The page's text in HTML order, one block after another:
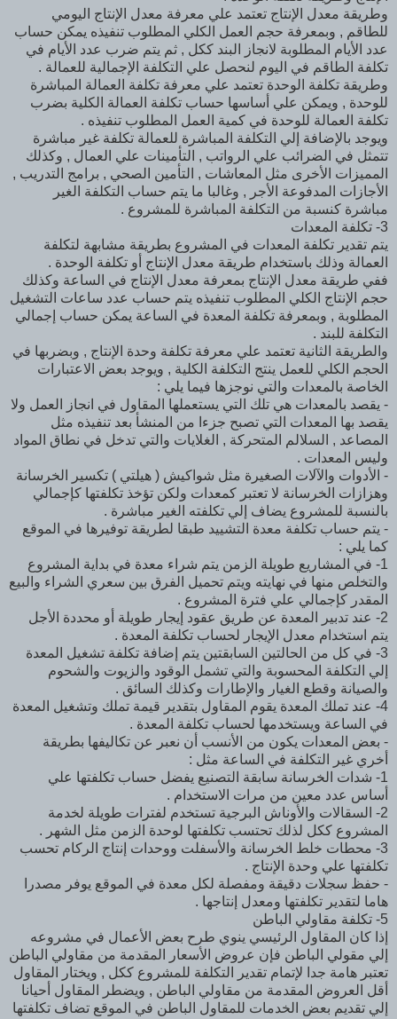
وطريقة معدل الإنتاج تعتمد علي معرفة معدل الإنتاج اليومي
للطاقم , وبمعرفة حجم العمل الكلي المطلوب تنفيذه يمكن حساب
عدد الأيام المطلوبة لانجاز البند ككل , ثم يتم ضرب عدد الأيام في
تكلفة الطاقم في اليوم لنحصل علي التكلفة الإجمالية للعمالة .
وطريقة تكلفة الوحدة تعتمد علي معرفة تكلفة العمالة المباشرة
للوحدة , ويمكن علي أساسها حساب تكلفة العمالة الكلية بضرب
تكلفة العمالة للوحدة في كمية العمل المطلوب تنفيذه .
ويوجد بالإضافة إلي التكلفة المباشرة للعمالة تكلفة غير مباشرة
تتمثل في الضرائب علي الرواتب , التأمينات علي العمال , وكذلك
المميزات الأخرى مثل المعاشات , التأمين الصحي , برامج التدريب ,
الأجازات المدفوعة الأجر , وغالبا ما يتم حساب التكلفة الغير
مباشرة كنسبة من التكلفة المباشرة للمشروع .
3- تكلفة المعدات
يتم تقدير تكلفة المعدات في المشروع بطريقة مشابهة لتكلفة
العمالة وذلك باستخدام طريقة معدل الإنتاج أو تكلفة الوحدة .
ففي طريقة معدل الإنتاج بمعرفة معدل الإنتاج في الساعة وكذلك
حجم الإنتاج الكلي المطلوب تنفيذه يتم حساب عدد ساعات التشغيل
المطلوبة , وبمعرفة تكلفة المعدة في الساعة يمكن حساب إجمالي
التكلفة للبند .
والطريقة الثانية تعتمد علي معرفة تكلفة وحدة الإنتاج , وبضربها في
الحجم الكلي للعمل ينتج التكلفة الكلية , ويوجد بعض الاعتبارات
الخاصة بالمعدات والتي نوجزها فيما يلي :
- يقصد بالمعدات هي تلك التي يستعملها المقاول في انجاز العمل ولا
يقصد بها المعدات التي تصبح جزءا من المنشأ بعد تنفيذه مثل
المصاعد , السلالم المتحركة , الغلايات والتي تدخل في نطاق المواد
وليس المعدات .
- الأدوات والآلات الصغيرة مثل شواكيش ( هيلتي ) تكسير الخرسانة
وهزازات الخرسانة لا تعتبر كمعدات ولكن تؤخذ تكلفتها كإجمالي
بالنسبة للمشروع يضاف إلي تكلفته الغير مباشرة .
- يتم حساب تكلفة معدة التشييد طبقا لطريقة توفيرها في الموقع
كما يلي :
1- في المشاريع طويلة الزمن يتم شراء معدة في بداية المشروع
والتخلص منها في نهايته ويتم تحميل الفرق بين سعري الشراء والبيع
المقدر كإجمالي علي فترة المشروع .
2- عند تدبير المعدة عن طريق عقود إيجار طويلة أو محددة الأجل
يتم استخدام معدل الإيجار لحساب تكلفة المعدة .
3- في كل من الحالتين السابقتين يتم إضافة تكلفة تشغيل المعدة
إلي التكلفة المحسوبة والتي تشمل الوقود والزيوت والشحوم
والصيانة وقطع الغيار والإطارات وكذلك السائق .
4- عند تملك المعدة يقوم المقاول بتقدير قيمة تملك وتشغيل المعدة
في الساعة ويستخدمها لحساب تكلفة المعدة .
- بعض المعدات يكون من الأنسب أن نعبر عن تكاليفها بطريقة
أخري غير التكلفة في الساعة مثل :
1- شدات الخرسانة سابقة التصنيع يفضل حساب تكلفتها علي
أساس عدد معين من مرات الاستخدام .
2- السقالات والأوناش البرجية تستخدم لفترات طويلة لخدمة
المشروع ككل لذلك تحتسب تكلفتها لوحدة الزمن مثل الشهر .
3- محطات خلط الخرسانة والأسفلت ووحدات إنتاج الركام تحسب
تكلفتها علي وحدة الإنتاج .
- حفظ سجلات دقيقة ومفصلة لكل معدة في الموقع يوفر مصدرا
هاما لتقدير تكلفتها ومعدل إنتاجها .
5- تكلفة مقاولي الباطن
إذا كان المقاول الرئيسي ينوي طرح بعض الأعمال في مشروعه
إلي مقولي الباطن فإن عروض الأسعار المقدمة من مقاولي الباطن
تعتبر هامة جدا لإتمام تقدير التكلفة للمشروع ككل , ويختار المقاول
أقل العروض المقدمة من مقاولي الباطن , ويضطر المقاول أحيانا
إلي تقديم بعض الخدمات للمقاول الباطن في الموقع تضاف تكلفتها